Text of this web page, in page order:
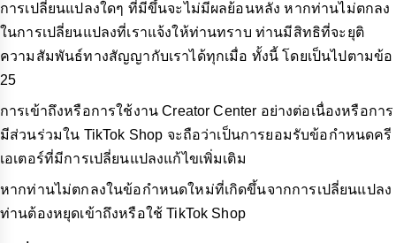
การเปลี่ยนแปลงใดๆ ที่มีขึ้นจะไม่มีผลย้อนหลัง หากท่านไม่ตกลง
ในการเปลี่ยนแปลงที่เราแจ้งให้ท่านทราบ ท่านมีสิทธิที่จะยุติ
ความสัมพันธ์ทางสัญญากับเราได้ทุกเมื่อ ทั้งนี้ โดยเป็นไปตามข้อ
25
การเข้าถึงหรือการใช้งาน Creator Center อย่างต่อเนื่องหรือการ
มีส่วนร่วมใน TikTok Shop จะถือว่าเป็นการยอมรับข้อกำหนดครี
เอเตอร์ที่มีการเปลี่ยนแปลงแก้ไขเพิ่มเติม
หากท่านไม่ตกลงในข้อกำหนดใหม่ที่เกิดขึ้นจากการเปลี่ยนแปลง
ท่านต้องหยุดเข้าถึงหรือใช้ TikTok Shop